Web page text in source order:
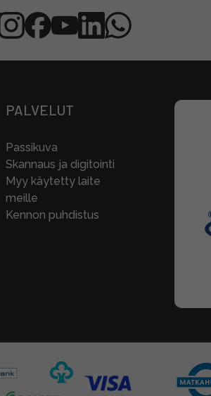
PALVELUT
Passikuva
Skannaus ja digitointi
Myy käytetty laite
meille
Kennon puhdistus